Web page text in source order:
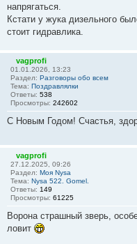
напрягаться.
Кстати у жука дизельного
стоит гидравлика.
vagprofi
01.01.2026, 13:23
Раздел: Разговоры обо всем
Тема: Поздравлялки
Ответы: 538
Просмотры: 242602
С Новым Годом! Счастья,
vagprofi
27.12.2025, 09:26
Раздел: Моя Nysa
Тема: Nysa 522. Gomel.
Ответы: 149
Просмотры: 61225
Ворона страшный зверь,
ловит